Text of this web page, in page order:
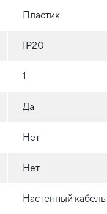
Пластик
IP20
1
Да
Нет
Нет
Настенный